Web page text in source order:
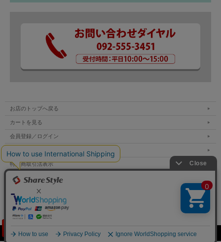
お店のトップへ戻る
カートを見る
会員登録／ログイン
特定商取引法表示
個人情報の取扱い
サイトマップ
お問い合わせ
Copyright (C) All Rights Reserved.